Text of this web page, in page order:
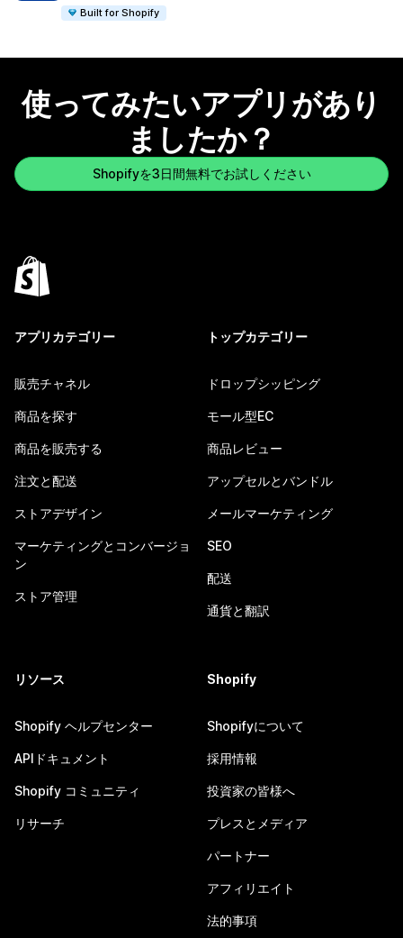
Built for Shopify
使ってみたいアプリがあり
ましたか？
Shopifyを3日間無料でお試しください
アプリカテゴリー
販売チャネル
商品を探す
商品を販売する
注文と配送
ストアデザイン
マーケティングとコンバージョ
ン
ストア管理
トップカテゴリー
ドロップシッピング
モール型EC
商品レビュー
アップセルとバンドル
メールマーケティング
SEO
配送
通貨と翻訳
リソース
Shopify ヘルプセンター
APIドキュメント
Shopify コミュニティ
リサーチ
Shopify
Shopifyについて
採用情報
投資家の皆様へ
プレスとメディア
パートナー
アフィリエイト
法的事項